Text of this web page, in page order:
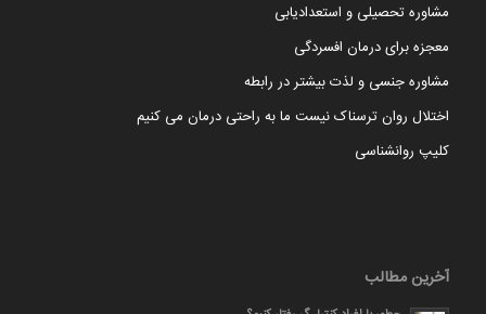
مشاوره تحصیلی و استعدادیابی
معجزه برای درمان افسردگی
مشاوره جنسی و لذت بیشتر در رابطه
اختلال روان ترسناک نیست ما به راحتی درمان می کنیم
کلیپ روانشناسی
آخرین مطالب